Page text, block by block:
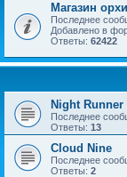
Магазин
Последнее
Добавлено в
Ответы: 62422
Night Runner
Последнее
Ответы: 13
Cloud Nine
Последнее
Ответы: 2